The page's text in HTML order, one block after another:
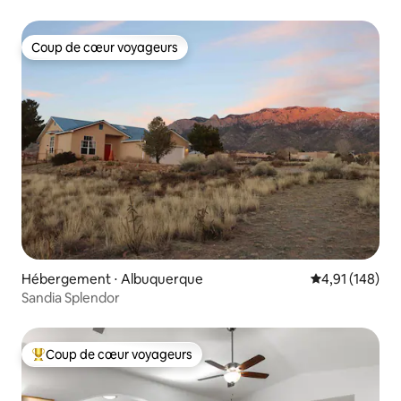
Coup de cœur voyageurs
Coup de cœur voyageurs
Hébergement ⋅ Albuquerque Évaluation
4,91 (148)
Sandia Splendor
Coups de cœur voyageurs les plus appréciés
Coup de cœur voyageurs